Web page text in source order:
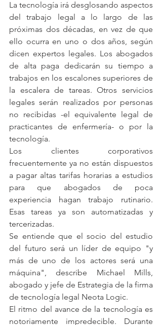
La tecnología irá desglosando aspectos
del trabajo legal a lo largo de las
próximas dos décadas, en vez de que
ello ocurra en uno o dos años, según
dicen expertos legales. Los abogados
de alta paga dedicarán su tiempo a
trabajos en los escalones superiores de
la escalera de tareas. Otros servicios
legales serán realizados por personas
no recibidas -el equivalente legal de
practicantes de enfermería- o por la
tecnología.
Los clientes corporativos
frecuentemente ya no están dispuestos
a pagar altas tarifas horarias a estudios
para que abogados de poca
experiencia hagan trabajo rutinario.
Esas tareas ya son automatizadas y
tercerizadas.
Se entiende que el socio del estudio
del futuro será un líder de equipo "y
más de uno de los actores será una
máquina", describe Michael Mills,
abogado y jefe de Estrategia de la firma
de tecnología legal Neota Logic.
El ritmo del avance de la tecnología es
notoriamente impredecible. Durante